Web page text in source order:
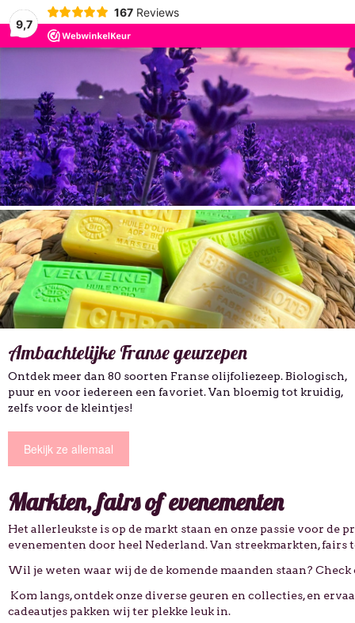
9,7
167 Reviews
geurzepen
soorten Franse olijfoliezeep. Biologisch,
een favoriet. Van bloemig tot kruidig,
Traditionele zeep
volgens de
Markten, fairs of evenementen
Het allerleukste is op de markt staan en onze passie voor
evenementen door heel Nederland. Van streekmarkten,
Wil je weten waar wij de de komende maanden staan?
Kom langs, ontdek onze diverse geuren en collecties, en
cadeautjes pakken wij ter plekke leuk in.